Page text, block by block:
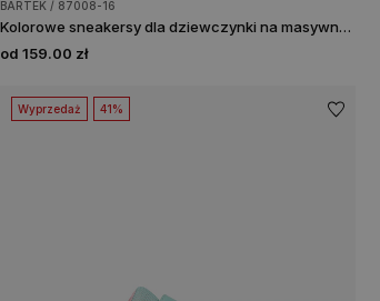
BARTEK / 87008-16
Kolorowe sneakersy dla dziewczynki na masywnej podeszwie BARTEK 87008-16
od 159.00 zł
Wyprzedaż 41%